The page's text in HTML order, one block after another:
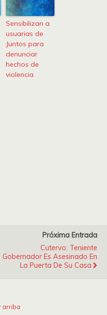
Sensibilizan a
usuarias de
Juntos para
denunciar
hechos de
violencia
Próxima Entrada
Cutervo: Teniente
Gobernador Es Asesinado En
La Puerta De Su Casa
arriba